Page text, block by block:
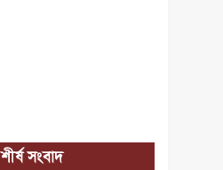
শীর্ষ সংবাদ